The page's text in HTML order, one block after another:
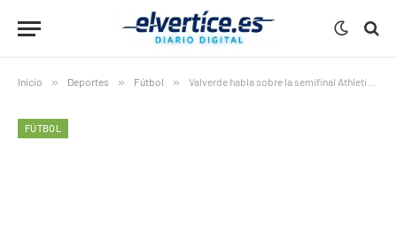
Inicio » Deportes » Fútbol » Valverde habla sobre la semifinal Athletic-Barça en Yeda
FÚTBOL